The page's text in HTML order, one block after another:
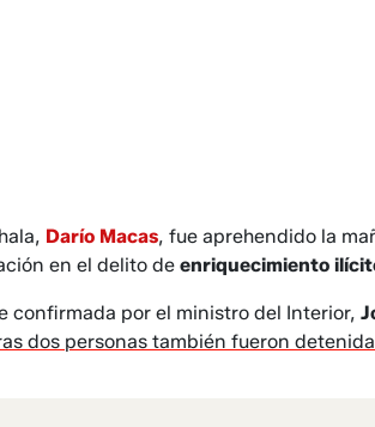
Darío Macas, fue aprehendido la
en el delito de enriquecimiento
confirmada por el ministro del Interior,
dos personas también fueron